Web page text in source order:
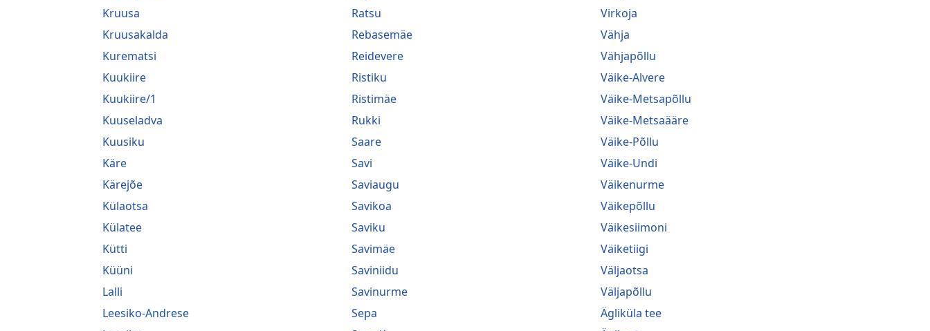
Kruusa
Kruusakalda
Kurematsi
Kuukiire
Kuukiire/1
Kuuseladva
Kuusiku
Käre
Kärejõe
Külaotsa
Külatee
Kütti
Küüni
Lalli
Leesiko-Andrese
Ratsu
Rebasemäe
Reidevere
Ristiku
Ristimäe
Rukki
Saare
Savi
Saviaugu
Savikoa
Saviku
Savimäe
Saviniidu
Savinurme
Sepa
Virkoja
Vähja
Vähjapõllu
Väike-Alvere
Väike-Metsapõllu
Väike-Metsaääre
Väike-Põllu
Väike-Undi
Väikenurme
Väikepõllu
Väikesiimoni
Väiketiigi
Väljaotsa
Väljapõllu
Ägliküla tee